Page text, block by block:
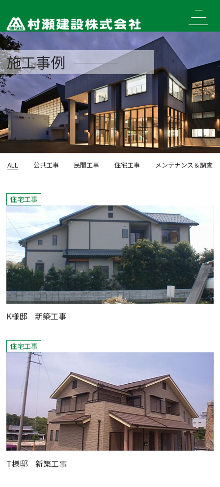
content
施工事例
ALL 公共工事 民間工事 住宅工事 メンテナンス＆調査
住宅工事
K様邸 新築工事
住宅工事
T様邸 新築工事